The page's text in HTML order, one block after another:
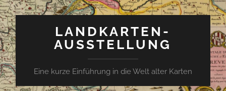
LANDKARTEN-
AUSSTELLUNG
Eine kurze Einführung in die Welt alter Karten